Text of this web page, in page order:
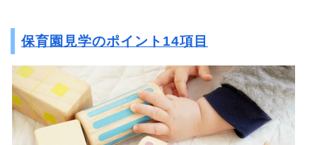
保育園見学のポイント14項目